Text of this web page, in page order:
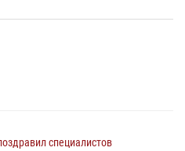
специалистов